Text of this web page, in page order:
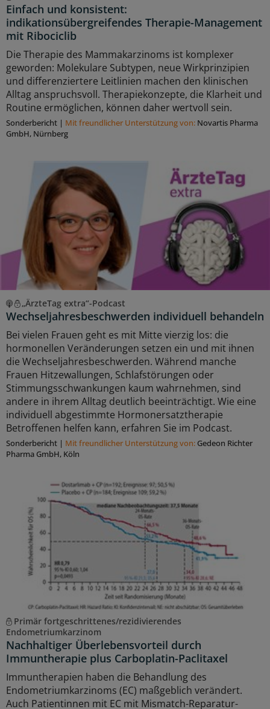
Einfach und konsistent:
indikationsübergreifendes Therapie-Management
mit Ribociclib
Die Therapie des Mammakarzinoms ist komplexer
geworden: Molekulare Subtypen, neue Wirkprinzipien
und differenziertere Leitlinien machen den klinischen
Alltag anspruchsvoll. Therapiekonzepte, die Klarheit und
Routine ermöglichen, können daher wertvoll sein.
Sonderbericht | Mit freundlicher Unterstützung von: Novartis Pharma
GmbH, Nürnberg
„ÄrzteTag extra“-Podcast
Wechseljahresbeschwerden individuell behandeln
Bei vielen Frauen geht es mit Mitte vierzig los: die
hormonellen Veränderungen setzen ein und mit ihnen
die Wechseljahresbeschwerden. Während manche
Frauen Hitzewallungen, Schlafstörungen oder
Stimmungsschwankungen kaum wahrnehmen, sind
andere in ihrem Alltag deutlich beeinträchtigt. Wie eine
individuell abgestimmte Hormonersatztherapie
Betroffenen helfen kann, erfahren Sie im Podcast.
Sonderbericht | Mit freundlicher Unterstützung von: Gedeon Richter
Pharma GmbH, Köln
Primär fortgeschrittenes/rezidivierendes
Endometriumkarzinom
Nachhaltiger Überlebensvorteil durch
Immuntherapie plus Carboplatin-Paclitaxel
Immuntherapien haben die Behandlung des
Endometriumkarzinoms (EC) maßgeblich verändert.
Auch Patientinnen mit EC mit Mismatch-Reparatur-